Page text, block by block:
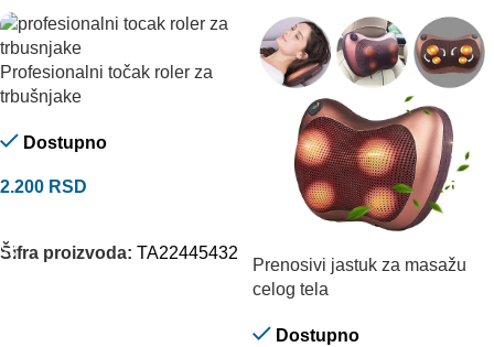
Profesionalni točak roler za
trbušnjake
Dostupno
2.200 RSD
Šifra proizvoda: TA22445432
Prenosivi jastuk za masažu
celog tela
Dostupno